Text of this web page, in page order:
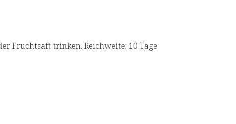
Fruchtsaft trinken. Reichweite: 10 Tage